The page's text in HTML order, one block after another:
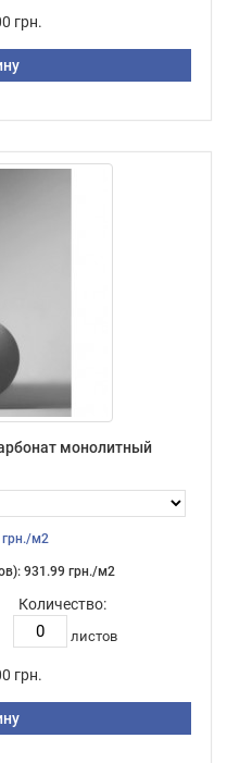
грн.
монолитный
м2
931.99 грн./м2
Количество:
листов
грн.